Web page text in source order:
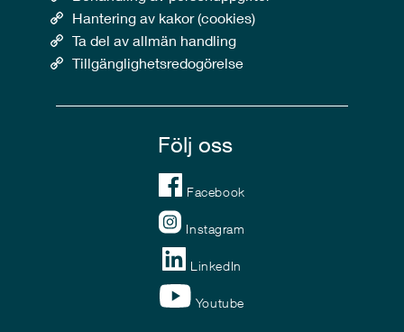
Hantering av kakor (cookies)
Ta del av allmän handling
Tillgänglighetsredogörelse
Följ oss
Facebook
Instagram
LinkedIn
Youtube